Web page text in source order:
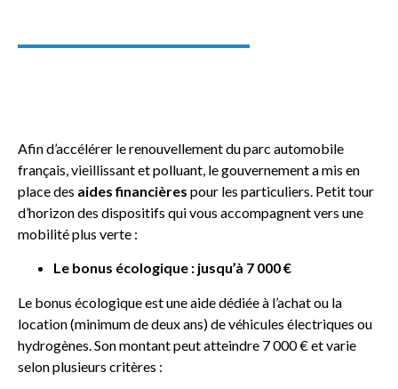
Afin d’accélérer le renouvellement du parc automobile
français, vieillissant et polluant, le gouvernement a mis en
place des aides financières pour les particuliers. Petit tour
d’horizon des dispositifs qui vous accompagnent vers une
mobilité plus verte :
Le bonus écologique : jusqu’à 7 000 €
Le bonus écologique est une aide dédiée à l’achat ou la
location (minimum de deux ans) de véhicules électriques ou
hydrogènes. Son montant peut atteindre 7 000 € et varie
selon plusieurs critères :